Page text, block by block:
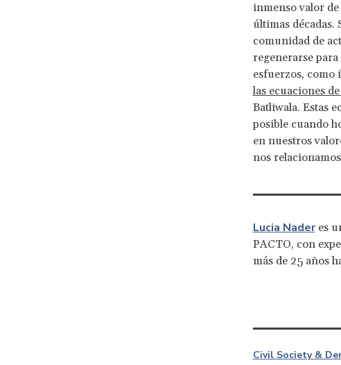
inmenso valor
últimas décadas.
comunidad de
regenerarse
esfuerzos, como
las ecuaciones
Batliwala. Estas
posible cuando
en nuestros
nos
Lucia Naderes
PACTO, con
más de 25 años
Civil Society &